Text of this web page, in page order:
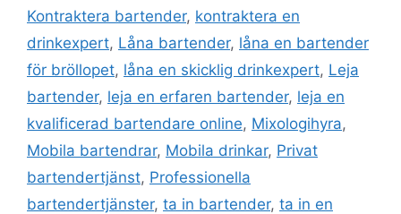
Kontraktera bartender, kontraktera en
drinkexpert, Låna bartender, låna en bartender
för bröllopet, låna en skicklig drinkexpert, Leja
bartender, leja en erfaren bartender, leja en
kvalificerad bartendare online, Mixologihyra,
Mobila bartendrar, Mobila drinkar, Privat
bartendertjänst, Professionella
bartendertjänster, ta in bartender, ta in en